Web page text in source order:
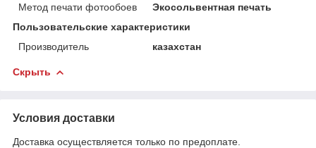
Метод печати фотообоев
Экосольвентная печать
Пользовательские характеристики
Производитель
казахстан
Скрыть
Условия доставки
Доставка осуществляется только по предоплате.